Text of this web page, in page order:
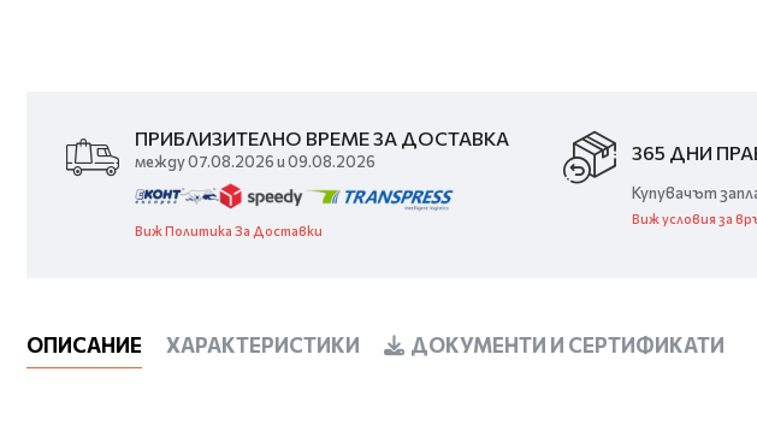
ПРИБЛИЗИТЕЛНО ВРЕМЕ ЗА ДОСТАВКА
между 07.08.2026 и 09.08.2026
Виж Политика За Доставки
365 ДНИ
Купувачът
Виж условия за
ОПИСАНИЕ ХАРАКТЕРИСТИКИ ДОКУМЕНТИ И СЕРТИФИКАТИ